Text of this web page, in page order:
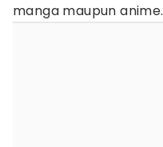
manga maupun anime.